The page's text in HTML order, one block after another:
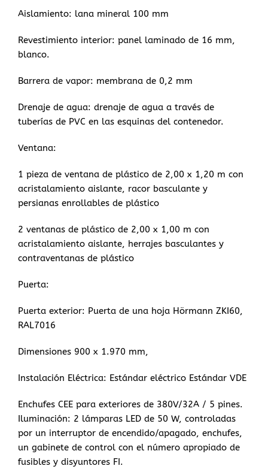
Aislamiento: lana mineral 100 mm
Revestimiento interior: panel laminado de 16 mm,
blanco.
Barrera de vapor: membrana de 0,2 mm
Drenaje de agua: drenaje de agua a través de
tuberías de PVC en las esquinas del contenedor.
Ventana:
1 pieza de ventana de plástico de 2,00 x 1,20 m con
acristalamiento aislante, racor basculante y
persianas enrollables de plástico
2 ventanas de plástico de 2,00 x 1,00 m con
acristalamiento aislante, herrajes basculantes y
contraventanas de plástico
Puerta:
Puerta exterior: Puerta de una hoja Hörmann ZKI60,
RAL7016
Dimensiones 900 x 1.970 mm,
Instalación Eléctrica: Estándar eléctrico Estándar VDE
Enchufes CEE para exteriores de 380V/32A / 5 pines.
Iluminación: 2 lámparas LED de 50 W, controladas
por un interruptor de encendido/apagado, enchufes,
un gabinete de control con el número apropiado de
fusibles y disyuntores FI.